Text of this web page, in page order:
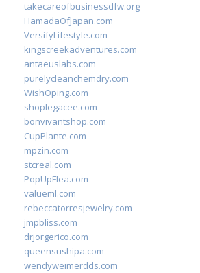
takecareofbusinessdfw.org
HamadaOfJapan.com
VersifyLifestyle.com
kingscreekadventures.com
antaeuslabs.com
purelycleanchemdry.com
WishOping.com
shoplegacee.com
bonvivantshop.com
CupPlante.com
mpzin.com
stcreal.com
PopUpFlea.com
valueml.com
rebeccatorresjewelry.com
jmpbliss.com
drjorgerico.com
queensushipa.com
wendyweimerdds.com